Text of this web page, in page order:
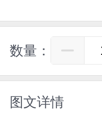
数量：
图文详情